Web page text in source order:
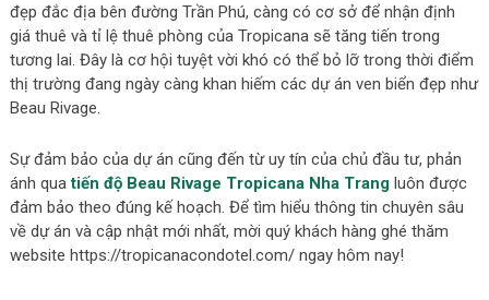
đẹp đắc địa bên đường Trần Phú, càng có cơ sở để nhận định
giá thuê và tỉ lệ thuê phòng của Tropicana sẽ tăng tiến trong
tương lai. Đây là cơ hội tuyệt vời khó có thể bỏ lỡ trong thời điểm
thị trường đang ngày càng khan hiếm các dự án ven biển đẹp như
Beau Rivage.
Sự đảm bảo của dự án cũng đến từ uy tín của chủ đầu tư, phản
ánh quatiến độ Beau Rivage Tropicana Nha Trangluôn được
đảm bảo theo đúng kế hoạch. Để tìm hiểu thông tin chuyên sâu
về dự án và cập nhật mới nhất, mời quý khách hàng ghé thăm
website https://tropicanacondotel.com/ ngay hôm nay!